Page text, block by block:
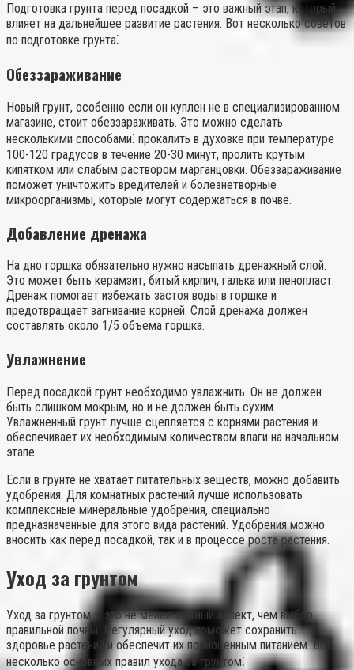
Подготовка грунта перед посадкой – это важный этап, который
влияет на дальнейшее развитие растения. Вот несколько советов
по подготовке грунта⁚
Обеззараживание
Новый грунт, особенно если он куплен не в специализированном
магазине, стоит обеззараживать. Это можно сделать
несколькими способами⁚ прокалить в духовке при температуре
100-120 градусов в течение 20-30 минут, пролить крутым
кипятком или слабым раствором марганцовки. Обеззараживание
поможет уничтожить вредителей и болезнетворные
микроорганизмы, которые могут содержаться в почве.
Добавление дренажа
На дно горшка обязательно нужно насыпать дренажный слой.
Это может быть керамзит, битый кирпич, галька или пенопласт.
Дренаж помогает избежать застоя воды в горшке и
предотвращает загнивание корней. Слой дренажа должен
составлять около 1/5 объема горшка.
Увлажнение
Перед посадкой грунт необходимо увлажнить. Он не должен
быть слишком мокрым, но и не должен быть сухим.
Увлажненный грунт лучше сцепляется с корнями растения и
обеспечивает их необходимым количеством влаги на начальном
этапе.
Если в грунте не хватает питательных веществ, можно добавить
удобрения. Для комнатных растений лучше использовать
комплексные минеральные удобрения, специально
предназначенные для этого вида растений. Удобрения можно
вносить как перед посадкой, так и в процессе роста растения.
Уход за грунтом
Уход за грунтом – это не менее важный аспект, чем выбор
правильной почвы. Регулярный уход поможет сохранить
здоровье растений и обеспечит их полноценным питанием. Вот
несколько основных правил ухода за грунтом⁚